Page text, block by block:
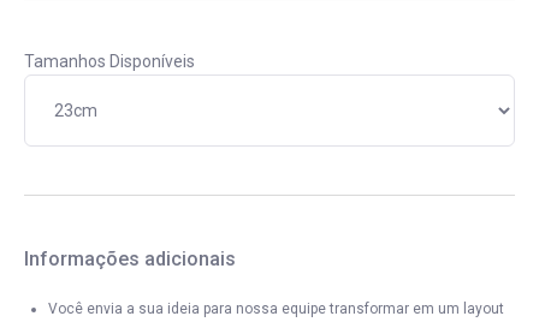
Tamanhos Disponíveis
Informações adicionais
Você envia a sua ideia para nossa equipe transformar em um layout